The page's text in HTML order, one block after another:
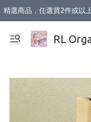
精選商品，任選買2件或以
XI周年優惠【新品自由選2
XI周年優惠【Chakra 脈輪
Florame 肌底自由選 2支9
XI周年優惠【蟲蟲退散 · 防
Sunki 任選2件95折
BIOFFICINA TOSCANA 任
Lamav 任選1件9折 2件85折
Mukti Organics 指定產品
Intelligent Nutrients
deodorant 任選2件88折
化妝品 任選2件95折
XI周年優惠【身心靈單品
XI周年優惠 【精油/香水
XI周年優惠【「關節到肌
XI周年優惠【夏日有機物理
XI周年優惠【夏日潔面隨
XI周年優惠【逆齡奇蹟抗
新會員首次購物即享全單
成為VIP / VVIP 可享有生
選用順豐速運，滿$500 免運
本地速遞 京東 送住宅/ 工
澳門訂單選用順豐速運，滿
RL